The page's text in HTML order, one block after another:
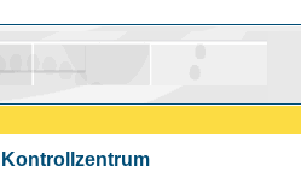
Kontrollzentrum